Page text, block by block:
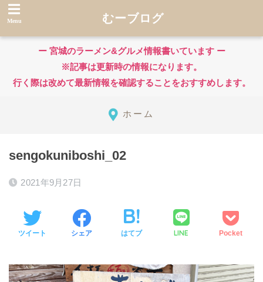
むーブログ
ー 宮城のラーメン&グルメ情報書いています ー
※記事は更新時の情報になります。
行く際は改めて最新情報を確認することをおすすめします。
ホーム
sengokuniboshi_02
2021年9月27日
ツイート シェア はてブ LINE Pocket